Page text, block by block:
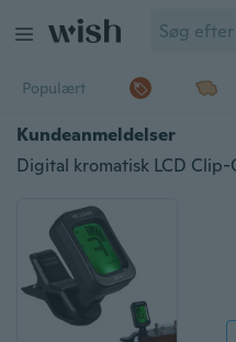
Populært
Kundeanmeldelser